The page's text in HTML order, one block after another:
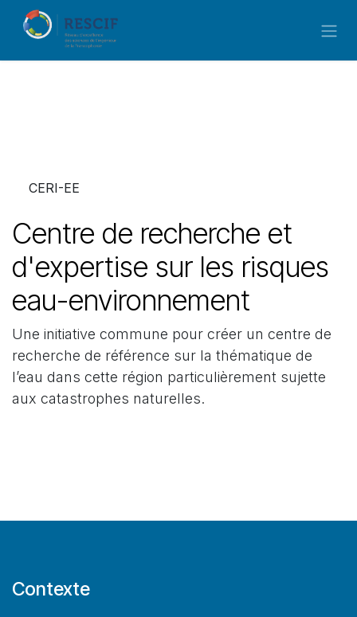
Se rendre au contenu
CERI-EE
Centre de recherche et
d'expertise sur les risques
eau-environnement
Une initiative commune pour créer un centre de
recherche de référence sur la thématique de
l’eau dans cette région particulièrement sujette
aux catastrophes naturelles.
Contexte